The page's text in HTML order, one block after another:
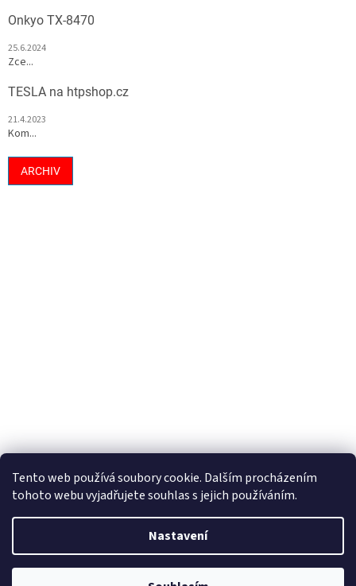
Tento web používá soubory cookie. Dalším procházením
tohoto webu vyjadřujete souhlas s jejich používáním.
Nastavení
Onkyo TX-8470
25.6.2024
Zce...
TESLA na htpshop.cz
21.4.2023
Kom...
ARCHIV
Copyright 2026Horizon Trading Prague sro. Všechna práva